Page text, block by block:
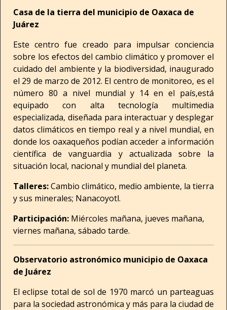
Casa de la tierra del municipio de Oaxaca de
Juárez
Este centro fue creado para impulsar conciencia
sobre los efectos del cambio climático y promover el
cuidado del ambiente y la biodiversidad, inaugurado
el 29 de marzo de 2012. El centro de monitoreo, es el
número 80 a nivel mundial y 14 en el país,está
equipado con alta tecnología multimedia
especializada, diseñada para interactuar y desplegar
datos climáticos en tiempo real y a nivel mundial, en
donde los oaxaqueños podían acceder a información
científica de vanguardia y actualizada sobre la
situación local, nacional y mundial del planeta.
Talleres:Cambio climático, medio ambiente, la tierra
y sus minerales; Nanacoyotl.
Participación: Miércoles mañana, jueves mañana,
viernes mañana, sábado tarde.
Observatorio astronómico municipio de Oaxaca
de Juárez
El eclipse total de sol de 1970 marcó un parteaguas
para la sociedad astronómica y más para la ciudad de